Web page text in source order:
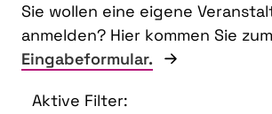
Sie wollen eine eigene
anmelden? Hier kommen Sie zum
Eingabeformular.
Aktive Filter: